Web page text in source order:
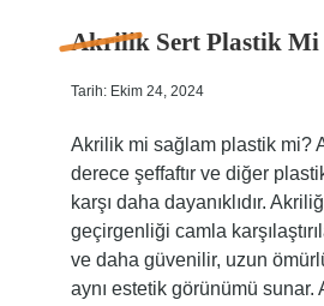
Akrilik Sert Plastik Mi
Tarih: Ekim 24, 2024
Akrilik mi sağlam plastik mi?
derece şeffaftır ve diğer
karşı daha dayanıklıdır.
geçirgenliği camla
ve daha güvenilir, uzun
aynı estetik görünümü sunar.